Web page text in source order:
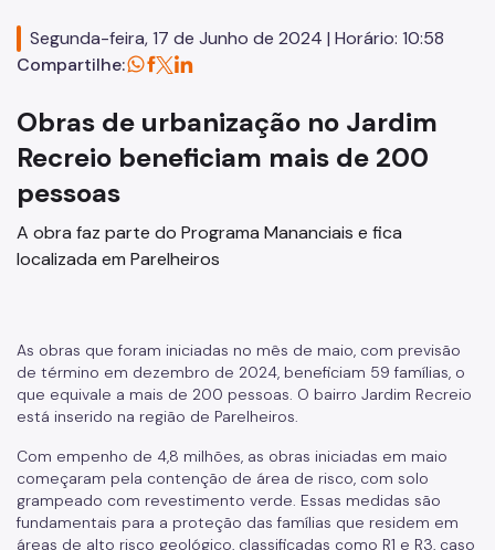
Segunda-feira, 17 de Junho de 2024 | Horário: 10:58
Compartilhe:
Obras de urbanização no Jardim
Recreio beneficiam mais de 200
pessoas
A obra faz parte do Programa Mananciais e fica
localizada em Parelheiros
As obras que foram iniciadas no mês de maio, com previsão
de término em dezembro de 2024, beneficiam 59 famílias, o
que equivale a mais de 200 pessoas. O bairro Jardim Recreio
está inserido na região de Parelheiros.
Com empenho de 4,8 milhões, as obras iniciadas em maio
começaram pela contenção de área de risco, com solo
grampeado com revestimento verde. Essas medidas são
fundamentais para a proteção das famílias que residem em
áreas de alto risco geológico, classificadas como R1 e R3, caso